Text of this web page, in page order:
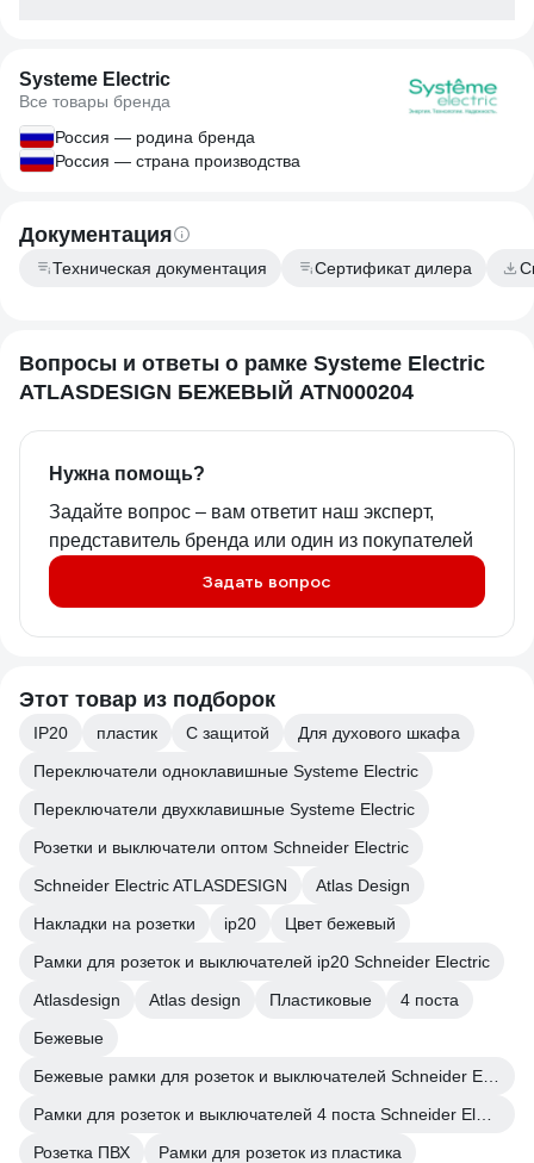
Systeme Electric
Все товары бренда
Россия — родина бренда
Россия — страна производства
Документация
Техническая документация Сертификат дилера
Вопросы и ответы о рамке Systeme Electric
ATLASDESIGN БЕЖЕВЫЙ ATN000204
Нужна помощь?
Задайте вопрос – вам ответит наш эксперт,
представитель бренда или один из покупателей
Задать вопрос
Этот товар из подборок
IP20 пластик С защитой
Для духового шкафа
Переключатели одноклавишные Systeme Electric
Переключатели двухклавишные Systeme Electric
Розетки и выключатели оптом Schneider Electric
Schneider Electric ATLASDESIGN
Atlas Design
Накладки на розетки
ip20
Цвет бежевый
Рамки для розеток и выключателей ip20 Schneider Electric
Atlasdesign
Atlas design Пластиковые
4 поста
Бежевые
Розетка ПВХ
Рамки для розеток из пластика